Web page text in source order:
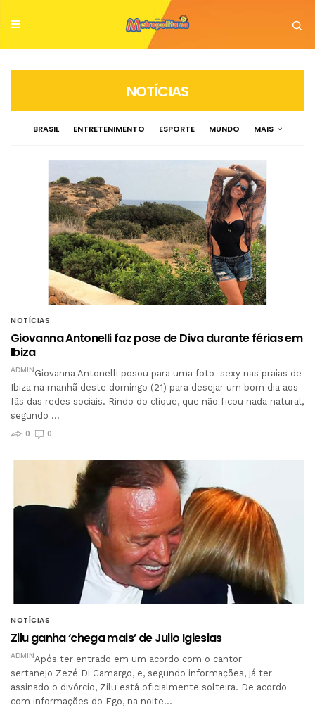
NOTÍCIAS
BRASIL ENTRETENIMENTO ESPORTE MUNDO MAIS
NOTÍCIAS
Giovanna Antonelli faz pose de Diva durante férias em
Ibiza
ADMINGiovanna Antonelli posou para uma foto sexy nas praias de
Ibiza na manhã deste domingo (21) para desejar um bom dia aos
fãs das redes sociais. Rindo do clique, que não ficou nada natural,
segundo …
0
0
NOTÍCIAS
Zilu ganha ‘chega mais’ de Julio Iglesias
ADMINApós ter entrado em um acordo com o cantor
sertanejo Zezé Di Camargo, e, segundo informações, já ter
assinado o divórcio, Zilu está oficialmente solteira. De acordo
com informações do Ego, na noite…